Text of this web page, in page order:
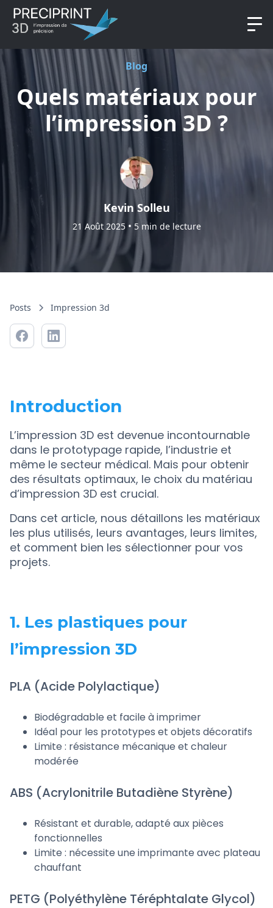
Blog
Quels matériaux pour
l’impression 3D ?
Kevin Solleu
21 Août 2025 • 5 min de lecture
Posts Impression 3d
Introduction
L’impression 3D est devenue incontournable
dans le prototypage rapide, l’industrie et
même le secteur médical. Mais pour obtenir
des résultats optimaux, le choix du matériau
d’impression 3D est crucial.
Dans cet article, nous détaillons les matériaux
les plus utilisés, leurs avantages, leurs limites,
et comment bien les sélectionner pour vos
projets.
1. Les plastiques pour
l’impression 3D
PLA (Acide Polylactique)
Biodégradable et facile à imprimer
Idéal pour les prototypes et objets décoratifs
Limite : résistance mécanique et chaleur
modérée
ABS (Acrylonitrile Butadiène Styrène)
Résistant et durable, adapté aux pièces
fonctionnelles
Limite : nécessite une imprimante avec plateau
chauffant
PETG (Polyéthylène Téréphtalate Glycol)